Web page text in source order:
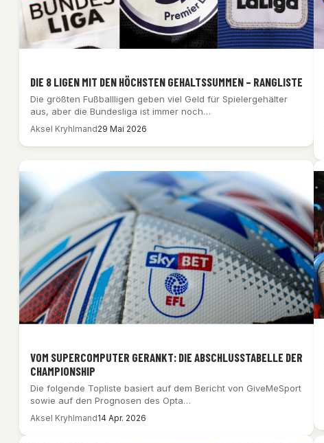
DIE 8 LIGEN MIT DEN HÖCHSTEN GEHALTSSUMMEN – RANGLISTE
Die größten Fußballligen geben viel Geld für Spielergehälter
aus, aber die Bundesliga ist immer noch…
Aksel Kryhlmand29 Mai 2026
VOM SUPERCOMPUTER GERANKT: DIE ABSCHLUSSTABELLE DER
CHAMPIONSHIP
Die folgende Topliste basiert auf dem Bericht von GiveMeSport
sowie auf den Prognosen des Opta…
Aksel Kryhlmand14 Apr. 2026